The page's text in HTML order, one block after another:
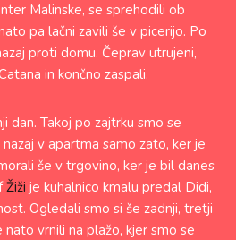
Malinske, se sprehodili ob
pa lačni zavili še v picerijo. Po
proti domu. Čeprav utrujeni,
in končno zaspali.
dan. Takoj po zajtrku smo se
v apartma samo zato, ker je
še v trgovino, ker je bil danes
Žiži je kuhalnico kmalu predal Didi,
Ogledali smo si še zadnji, tretji
nato vrnili na plažo, kjer smo se